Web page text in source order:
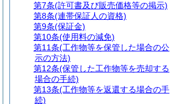
第7条(許可書及び販売価格等の掲示)
第8条(連帯保証人の資格)
第9条(保証金)
第10条(使用料の減免)
第11条(工作物等を保管した場合の公
示の方法)
第12条(保管した工作物等を売却する
場合の手続)
第13条(工作物等を返還する場合の手
続)